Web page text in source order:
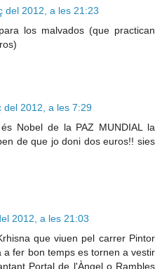
del 2012, a les 21:23
los malvados (que practican
del 2012, a les 7:29
Nobel de la PAZ MUNDIAL la
de que jo doni dos euros!! sies
2012, a les 21:03
que viuen pel carrer Pintor
a fer bon temps es tornen a vestir
Portal de l'Àngel o Rambles